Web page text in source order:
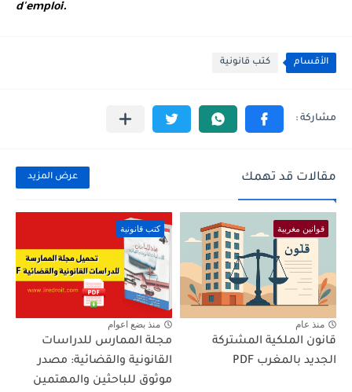
d'emploi.
الأقسام كتب قانونية
مقالات قد تهمك عرض المزيد
قوانين مغربية
منذ عام
قانون الملكية المشتركة
الجديد بالمغرب PDF
كتب قانونية
منذ بضع اعوام
مجلة الممارس للدراسات
القانونية والقضائية: مصدر
موثوق للباحثين والمهتمين